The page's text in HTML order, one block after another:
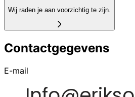
Wij raden je aan voorzichtig te zijn.
Contactgegevens
E-mail